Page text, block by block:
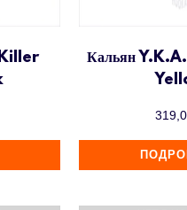
Кальян